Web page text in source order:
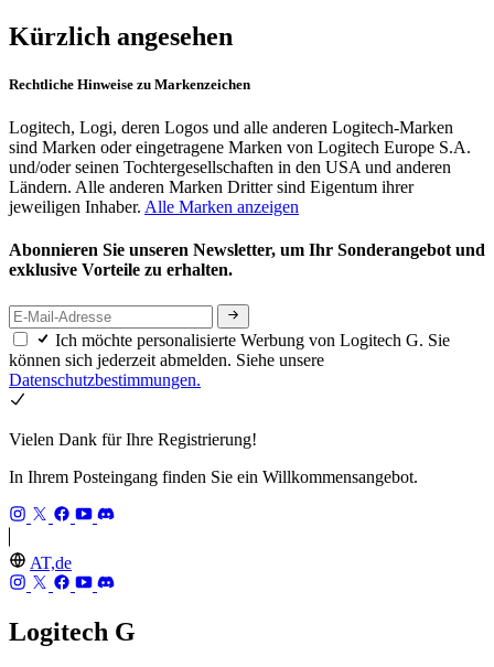
Kürzlich angesehen
Rechtliche Hinweise zu Markenzeichen
Logitech, Logi, deren Logos und alle anderen Logitech-Marken
sind Marken oder eingetragene Marken von Logitech Europe S.A.
und/oder seinen Tochtergesellschaften in den USA und anderen
Ländern. Alle anderen Marken Dritter sind Eigentum ihrer
jeweiligen Inhaber. Alle Marken anzeigen
Abonnieren Sie unseren Newsletter, um Ihr Sonderangebot und
exklusive Vorteile zu erhalten.
Ich möchte personalisierte Werbung von Logitech G. Sie
können sich jederzeit abmelden. Siehe unsere
Datenschutzbestimmungen.
Vielen Dank für Ihre Registrierung!
In Ihrem Posteingang finden Sie ein Willkommensangebot.
AT,de
Logitech G